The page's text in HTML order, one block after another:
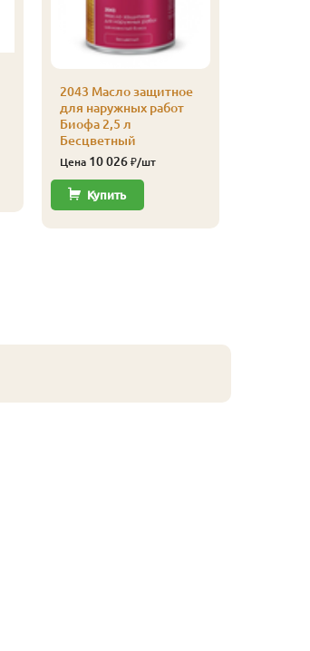
2043 Масло защитное
для наружных работ
Биофа 2,5 л
Бесцветный
Цена 10 026₽/шт
Купить